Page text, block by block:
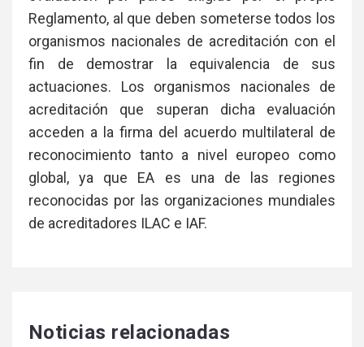
Reglamento, al que deben someterse todos los
organismos nacionales de acreditación con el
fin de demostrar la equivalencia de sus
actuaciones. Los organismos nacionales de
acreditación que superan dicha evaluación
acceden a la firma del acuerdo multilateral de
reconocimiento tanto a nivel europeo como
global, ya que EA es una de las regiones
reconocidas por las organizaciones mundiales
de acreditadores ILAC e IAF.
Noticias relacionadas